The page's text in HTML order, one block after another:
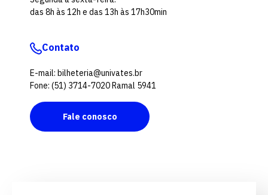
das 8h às 12h e das 13h às 17h30min
Contato
E-mail: bilheteria@univates.br
Fone: (51) 3714-7020 Ramal 5941
Fale conosco